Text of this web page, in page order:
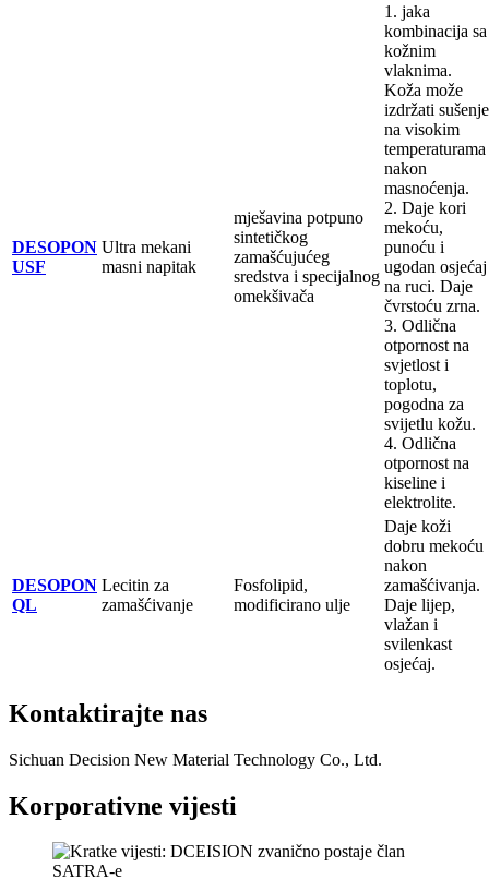
DESOPON
USF
Ultra mekani
masni napitak
mješavina potpuno
sintetičkog
zamašćujućeg
sredstva i specijalnog
omekšivača
1. jaka
kombinacija sa
kožnim
vlaknima.
Koža može
izdržati sušenje
na visokim
temperaturama
nakon
masnoćenja.
2. Daje kori
mekoću,
punoću i
ugodan osjećaj
na ruci. Daje
čvrstoću zrna.
3. Odlična
otpornost na
svjetlost i
toplotu,
pogodna za
svijetlu kožu.
4. Odlična
otpornost na
kiseline i
elektrolite.
DESOPON
QL
Lecitin za
zamašćivanje
Fosfolipid,
modificirano ulje
Daje koži
dobru mekoću
nakon
zamašćivanja.
Daje lijep,
vlažan i
svilenkast
osjećaj.
Kontaktirajte nas
Sichuan Decision New Material Technology Co., Ltd.
Korporativne vijesti